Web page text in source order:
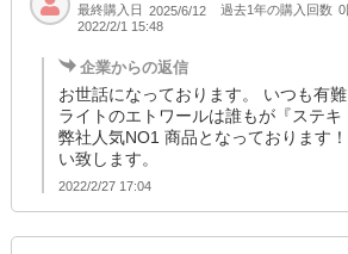
最終購入日 2025/6/12 過去1年の購入回数 0
2022/2/1 15:48
企業からの返信
お世話になっております。 いつも有
ライトのエトワールは誰もが『ステキ
弊社人気NO1 商品となっております
い致します。
2022/2/27 17:04